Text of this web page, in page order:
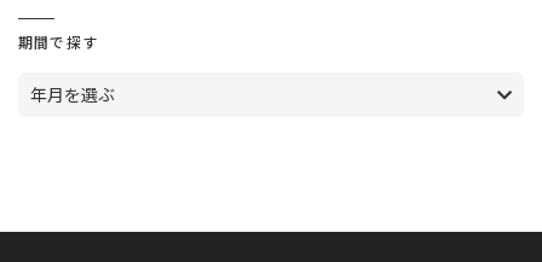
期間で探す
年月を選ぶ